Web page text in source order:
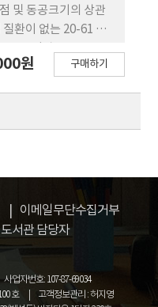
어서 안경을 황금분할
높이가 긴 안경을 쓴
행이 복고풍으로 Oh
대학생들은 유행에 맞
으로 안경을 권해 주
수 있을 것인가에 대
및 동공크기의 상관
환이 없는 20-61 세
시도， 대비감도 및
리겸영법에 의한 암
높을수록 야간근시가
높을수록 야간 근시가
암실 조건에서
는 야간근시 가 높을
0.026; GS: r =
나이가 증가할수록
GS: r = -0.520, p =
따라서 조절력， 암소
원 구매하기
이메일무단수집거부
도서관 담당자
사업자번호: 107-87-69034
호
고객정보관리 : 허지영